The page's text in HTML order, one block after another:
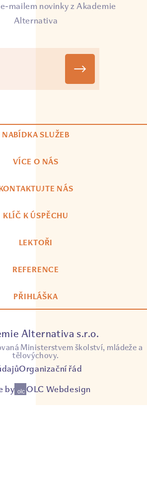
mailem novinky z Akademie
Alternativa
NABÍDKA SLUŽEB
VÍCE O NÁS
NÁS
KLÍČ K ÚSPĚCHU
LEKTOŘI
REFERENCE
PŘIHLÁŠKA
Alternativa s.r.o.
Ministerstvem školství, mládeže a
tělovýchovy.
Organizační řád
by
OLC Webdesign